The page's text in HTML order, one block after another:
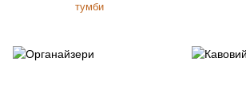
тумби